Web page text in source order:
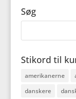
Søg
Stikord til
amerikanerne
danskere